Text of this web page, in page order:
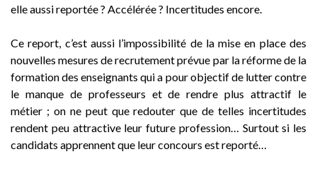
elle aussi reportée ? Accélérée ? Incertitudes encore.
Ce report, c’est aussi l’impossibilité de la mise en place des
nouvelles mesures de recrutement prévue par la réforme de la
formation des enseignants qui a pour objectif de lutter contre
le manque de professeurs et de rendre plus attractif le
métier ; on ne peut que redouter que de telles incertitudes
rendent peu attractive leur future profession… Surtout si les
candidats apprennent que leur concours est reporté…